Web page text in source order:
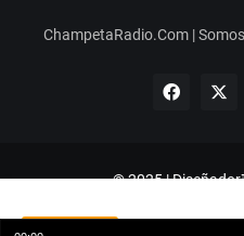
ChampetaRadio.Com |
© 2025 |